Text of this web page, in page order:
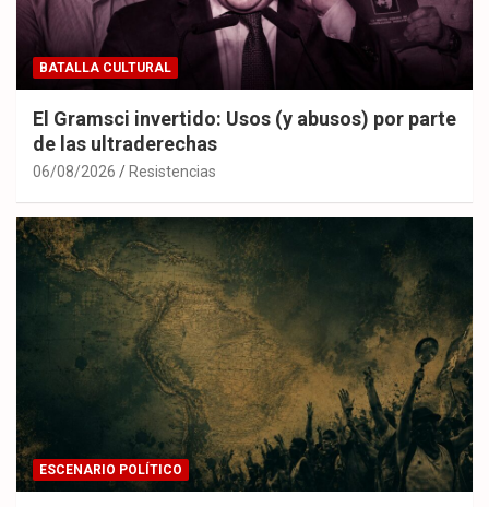
BATALLA CULTURAL
El Gramsci invertido: Usos (y abusos) por parte
de las ultraderechas
06/08/2026 Resistencias
ESCENARIO POLÍTICO